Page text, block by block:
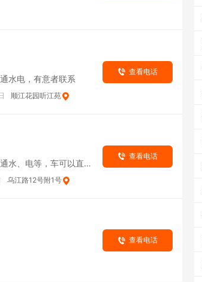
水电，有意者联系
顺江花园听江苑
查看电话
水、电等，车可以直接
乌江路12号附1号
查看电话
查看电话